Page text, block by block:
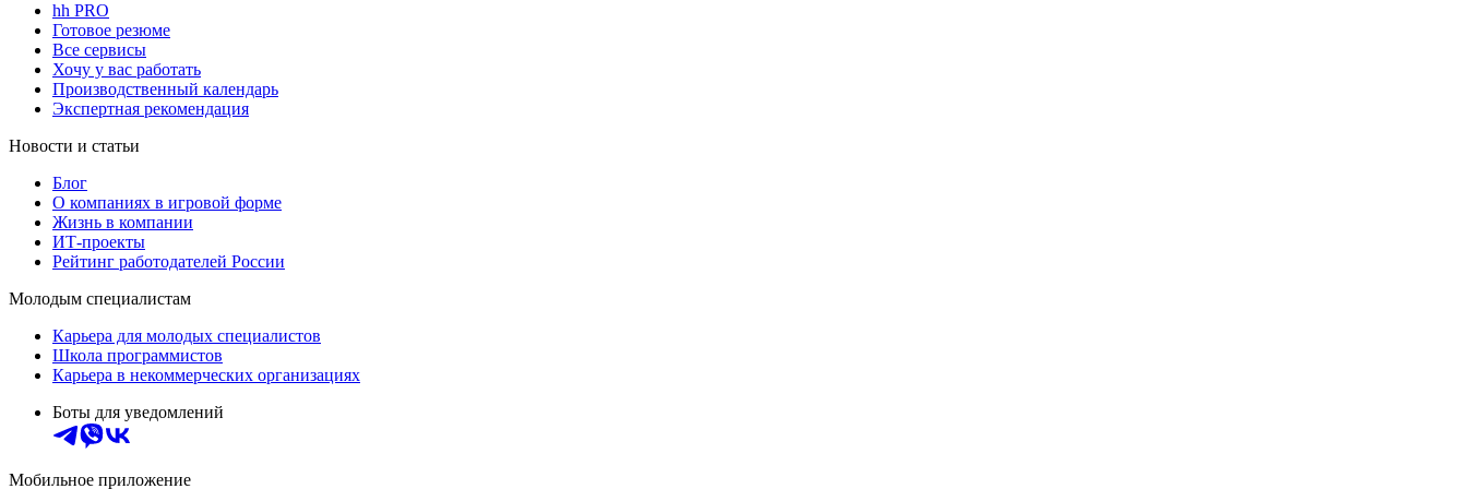
hh PRO
Готовое резюме
Все сервисы
Хочу у вас работать
Производственный календарь
Экспертная рекомендация
Новости и статьи
Блог
О компаниях в игровой форме
Жизнь в компании
ИТ-проекты
Рейтинг работодателей России
Молодым специалистам
Карьера для молодых специалистов
Школа программистов
Карьера в некоммерческих организациях
Боты для уведомлений
Мобильное приложение